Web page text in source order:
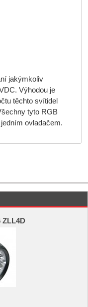
jakýmkoliv
Výhodou je
těchto svítidel
tyto RGB
ovladačem.
ZLL4D